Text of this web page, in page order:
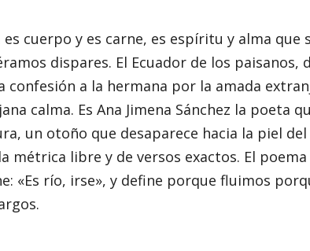
es cuerpo y es carne, es espíritu y alma
dispares. El Ecuador de los paisanos,
confesión a la hermana por la amada
calma. Es Ana Jimena Sánchez la poeta
un otoño que desaparece hacia la piel
métrica libre y de versos exactos. El
«Es río, irse», y define porque fluimos